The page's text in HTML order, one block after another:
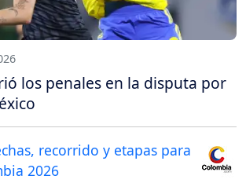
los penales en la disputa por